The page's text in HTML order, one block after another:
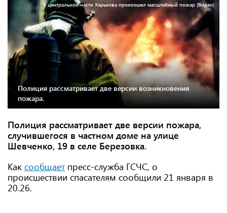
В центральной части Харькова произошел масштабный пожар (Видео)
Полиция рассматривает две версии возникновения
пожара.
Полиция рассматривает две версии пожара,
случившегося в частном доме на улице
Шевченко, 19 в селе Березовка.
Как сообщаетпресс-служба ГСЧС, о
происшествии спасателям сообщили 21 января в
20.26.